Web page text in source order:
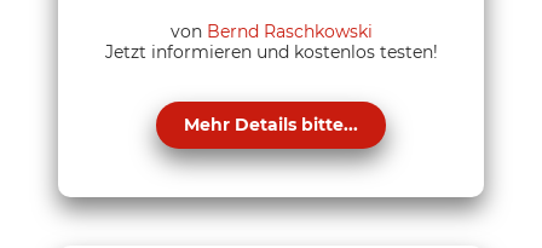
von Bernd Raschkowski
Jetzt informieren und kostenlos testen!
Mehr Details bitte...